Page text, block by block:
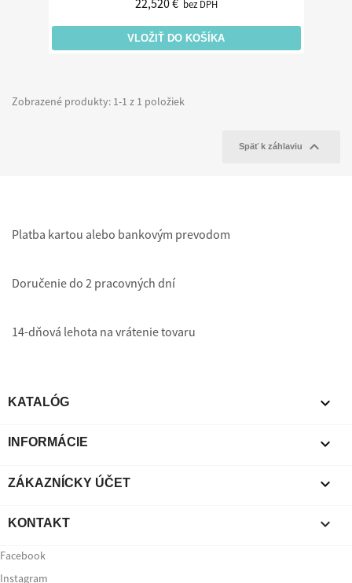
bez DPH
VLOŽIŤ DO KOŠÍKA
Zobrazené produkty: 1-1 z 1 položiek
Späť k záhlaviu 
Platba kartou alebo bankovým prevodom
Doručenie do 2 pracovných dní
14-dňová lehota na vrátenie tovaru
KATALÓG 
INFORMÁCIE 
ZÁKAZNÍCKY ÚČET 
KONTAKT 
Facebook
Instagram